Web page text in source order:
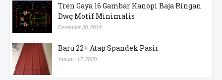
Tren Gaya 16 Gambar Kanopi Baja Ringan
Dwg Motif Minimalis
Desember 30, 2019
Baru 22+ Atap Spandek Pasir
Januari 17, 2020